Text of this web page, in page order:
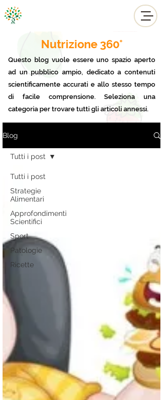
Nutrizione 360°
Questo blog vuole essere uno spazio aperto
ad un pubblico ampio, dedicato a contenuti
scientificamente accurati e allo stesso tempo
di facile comprensione. Seleziona una
categoria per trovare tutti gli articoli annessi.
Blog
Tutti i post
Strategie
Alimentari
Approfondimenti
Scientifici
Sport
Patologie
Ricette
Tutti i post